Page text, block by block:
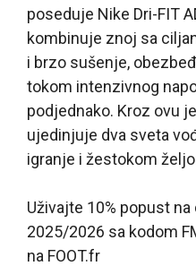
poseduje Nike Dri-FIT
kombinuje znoj sa
i brzo sušenje,
tokom intenzivnog
podjednako. Kroz ovu
ujedinjuje dva sveta
igranje i žestokom
Uživajte 10% popust
2025/2026 sa kodom
na FOOT.fr